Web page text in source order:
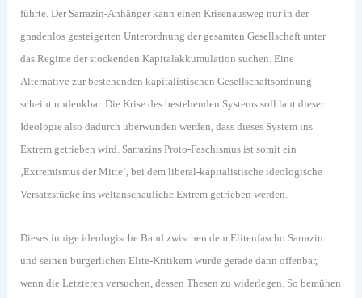
führte. Der Sarrazin-Anhänger kann einen Krisenausweg nur in der
gnadenlos gesteigerten Unterordnung der gesamten Gesellschaft unter
das Regime der stockenden Kapitalakkumulation suchen. Eine
Alternative zur bestehenden kapitalistischen Gesellschaftsordnung
scheint undenkbar. Die Krise des bestehenden Systems soll laut dieser
Ideologie also dadurch überwunden werden, dass dieses System ins
Extrem getrieben wird. Sarrazins Proto-Faschismus ist somit ein
‚Extremismus der Mitte‘, bei dem liberal-kapitalistische ideologische
Versatzstücke ins weltanschauliche Extrem getrieben werden.
Dieses innige ideologische Band zwischen dem Elitenfascho Sarrazin
und seinen bürgerlichen Elite-Kritikern wurde gerade dann offenbar,
wenn die Letzteren versuchen, dessen Thesen zu widerlegen. So bemühen